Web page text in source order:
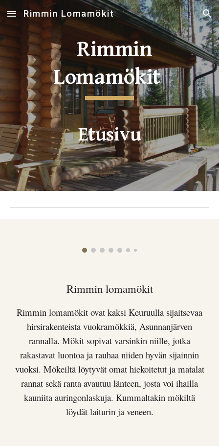
Skip to main content Skip to navigation
Rimmin Lomamökit
Rimmin
Lomamökit
Etusivu
Rimmin lomamökit
Rimmin lomamökit ovat kaksi Keuruulla sijaitsevaa
hirsirakenteista vuokramökkiä, Asunnanjärven
rannalla. Mökit sopivat varsinkin niille, jotka
rakastavat luontoa ja rauhaa niiden hyvän sijainnin
vuoksi. Mökeiltä löytyvät omat hiekoitetut ja matalat
rannat sekä ranta avautuu länteen, josta voi ihailla
kauniita auringonlaskuja. Kummaltakin mökiltä
löydät laiturin ja veneen.